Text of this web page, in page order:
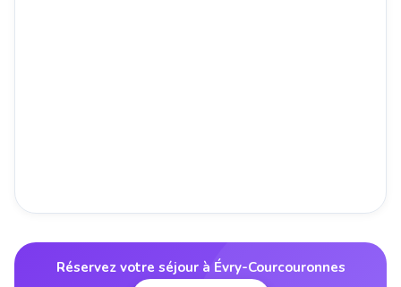
Réservez votre séjour à Évry-Courcouronnes